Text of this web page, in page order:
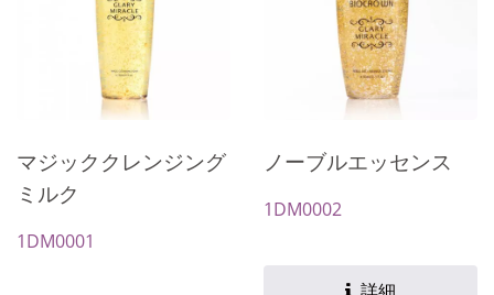
マジッククレンジング
ミルク
1DM0001
ノーブルエッセンス
1DM0002